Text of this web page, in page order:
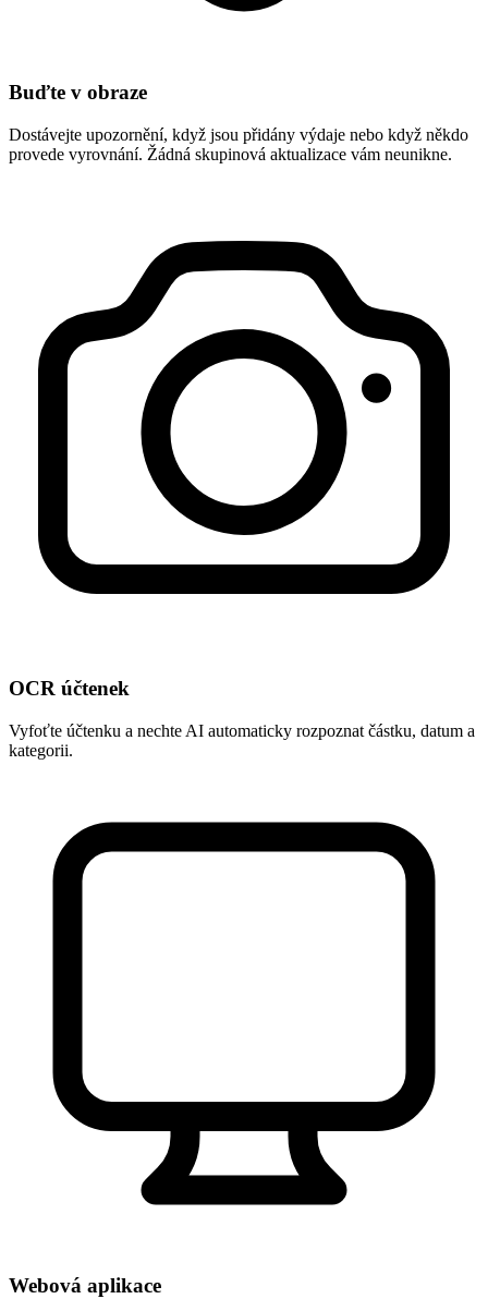
Buďte v obraze
Dostávejte upozornění, když jsou přidány výdaje nebo když někdo
provede vyrovnání. Žádná skupinová aktualizace vám neunikne.
OCR účtenek
Vyfoťte účtenku a nechte AI automaticky rozpoznat částku, datum a
kategorii.
Webová aplikace